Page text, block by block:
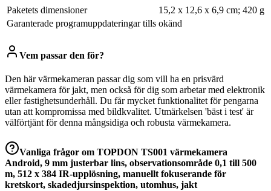
Paketets dimensioner
‎15,2 x 12,6 x 6,9 cm; 420 g
Garanterade programuppdateringar tills ‎okänd
Vem passar den för?
Den här värmekameran passar dig som vill ha en prisvärd
värmekamera för jakt, men också för dig som arbetar med elektronik
eller fastighetsunderhåll. Du får mycket funktionalitet för pengarna
utan att kompromissa med bildkvalitet. Utmärkelsen 'bäst i test' är
välförtjänt för denna mångsidiga och robusta värmekamera.
Vanliga frågor om TOPDON TS001 värmekamera
Android, 9 mm justerbar lins, observationsområde 0,1 till 500
m, 512 x 384 IR-upplösning, manuellt fokuserande för
kretskort, skadedjursinspektion, utomhus, jakt